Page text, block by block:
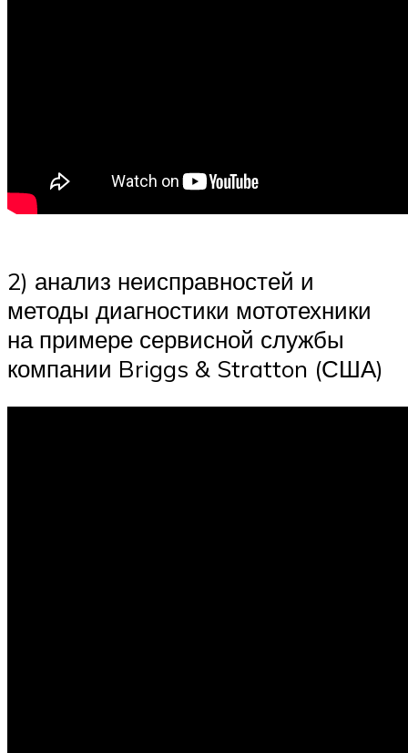
2) анализ неисправностей и
методы диагностики мототехники
на примере сервисной службы
компании Briggs & Stratton (США)